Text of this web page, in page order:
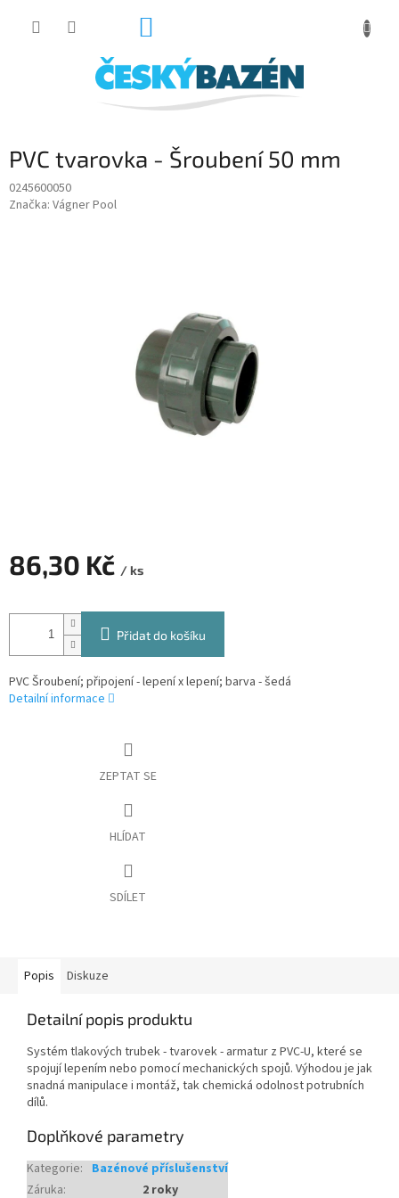
PVC tvarovka - Šroubení 50 mm
0245600050
Značka: Vágner Pool
86,30 Kč / ks
cena:
Přidat do košíku
PVC Šroubení; připojení - lepení x lepení; barva - šedá
Detailní informace
ZEPTAT SE
HLÍDAT
SDÍLET
Popis Diskuze
Detailní popis produktu
Systém tlakových trubek - tvarovek - armatur z PVC-U, které se
spojují lepením nebo pomocí mechanických spojů. Výhodou je jak
snadná manipulace i montáž, tak chemická odolnost potrubních
dílů.
Doplňkové parametry
Kategorie: Bazénové příslušenství
Záruka: 2 roky